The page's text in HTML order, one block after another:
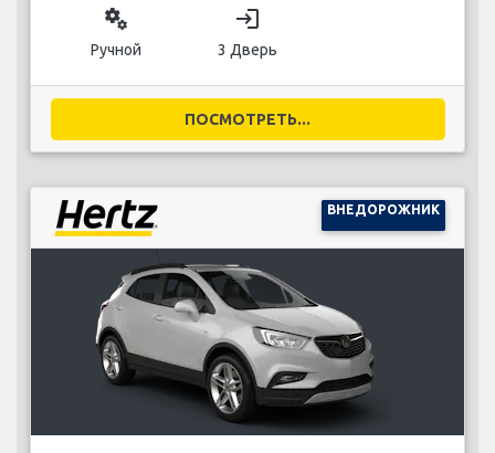
miscellaneous_services
Ручной
login
3 Дверь
ПОСМОТРЕТЬ...
ВНЕДОРОЖНИК